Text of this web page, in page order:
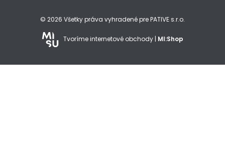
© 2026 Všetky práva vyhradené pre PATIVE s.r.o.
Tvoríme internetové obchody | MI:Shop